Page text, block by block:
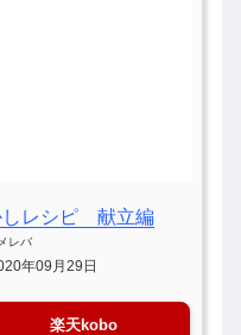
しレシピ 献立編
レバ
年09月29日
楽天kobo